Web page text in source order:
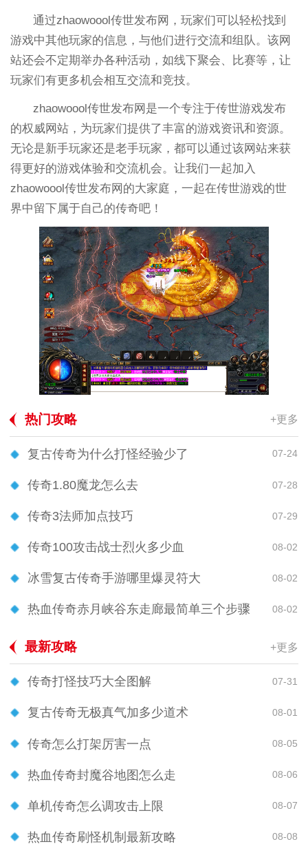
通过zhaowoool传世发布网，玩家们可以轻松找到
游戏中其他玩家的信息，与他们进行交流和组队。该网
站还会不定期举办各种活动，如线下聚会、比赛等，让
玩家们有更多机会相互交流和竞技。
zhaowoool传世发布网是一个专注于传世游戏发布
的权威网站，为玩家们提供了丰富的游戏资讯和资源。
无论是新手玩家还是老手玩家，都可以通过该网站来获
得更好的游戏体验和交流机会。让我们一起加入
zhaowoool传世发布网的大家庭，一起在传世游戏的世
界中留下属于自己的传奇吧！
热门攻略 +更多
复古传奇为什么打怪经验少了 07-24
传奇1.80魔龙怎么去 07-28
传奇3法师加点技巧 07-29
传奇100攻击战士烈火多少血 08-02
冰雪复古传奇手游哪里爆灵符大 08-02
热血传奇赤月峡谷东走廊最简单三个步骤 08-02
最新攻略 +更多
传奇打怪技巧大全图解 07-31
复古传奇无极真气加多少道术 08-01
传奇怎么打架厉害一点 08-05
热血传奇封魔谷地图怎么走 08-06
单机传奇怎么调攻击上限 08-07
热血传奇刷怪机制最新攻略 08-08